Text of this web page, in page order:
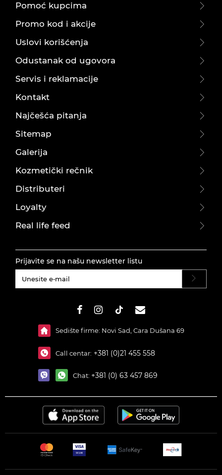
Pomoć kupcima
Promo kod i akcije
Uslovi korišćenja
Odustanak od ugovora
Servis i reklamacije
Kontakt
Najčešća pitanja
Sitemap
Galerija
Kozmetički rečnik
Distributeri
Loyalty
Real life feed
Prijavite se na našu newsletter listu
Sedište firme: Novi Sad, Cara Dušana 69
Call centar: +381 (0)21 455 558
Chat: +381 (0) 63 457 869